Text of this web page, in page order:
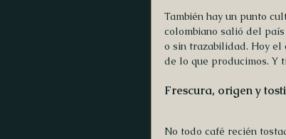
También hay un punto
colombiano salió del
o sin trazabilidad. Hoy el
de lo que producimos. Y
Frescura, origen y
No todo café recién